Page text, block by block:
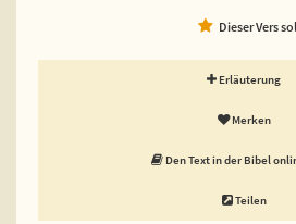
Dieser Vers
Erläuterung
Merken
Den Text in der Bibel
Teilen